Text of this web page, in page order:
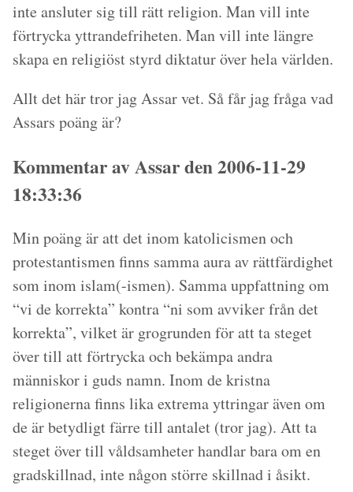
inte ansluter sig till rätt religion. Man vill inte
förtrycka yttrandefriheten. Man vill inte längre
skapa en religiöst styrd diktatur över hela världen.
Allt det här tror jag Assar vet. Så får jag fråga vad
Assars poäng är?
Kommentar av Assar den 2006-11-29
18:33:36
Min poäng är att det inom katolicismen och
protestantismen finns samma aura av rättfärdighet
som inom islam(-ismen). Samma uppfattning om
“vi de korrekta” kontra “ni som avviker från det
korrekta”, vilket är grogrunden för att ta steget
över till att förtrycka och bekämpa andra
människor i guds namn. Inom de kristna
religionerna finns lika extrema yttringar även om
de är betydligt färre till antalet (tror jag). Att ta
steget över till våldsamheter handlar bara om en
gradskillnad, inte någon större skillnad i åsikt.